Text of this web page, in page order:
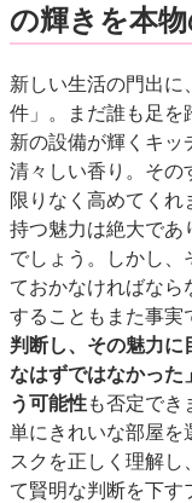
の輝きを本
新しい生活の門出に
件」。まだ誰も足を
新の設備が輝くキ
清々しい香り。その
限りなく高めてく
持つ魅力は絶大であ
でしょう。しかし、
ておかなければなら
することもまた事実
判断し、その魅力
なはずではなかった
う可能性も否定でき
単にきれいな部屋を
スクを正しく理解
て賢明な判断を下